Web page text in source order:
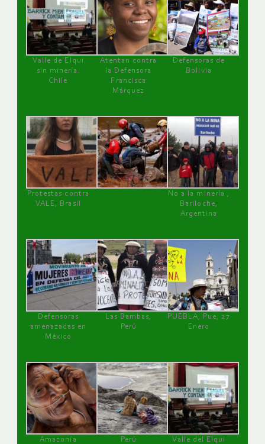
Valle de Elqui
sin minería.
Chile
Atentan contra
la Defensora
Francisca
Márquez
Defensoras de
Bolivia
Protestas contra
VALE, Brasil
No a la minería ,
Bariloche,
Argentina
Defensoras
amenazadas en
México
Las Bambas,
Perú
PUEBLA, Pue, 27
Enero
Amazonía
Perú
Valle del Elqui